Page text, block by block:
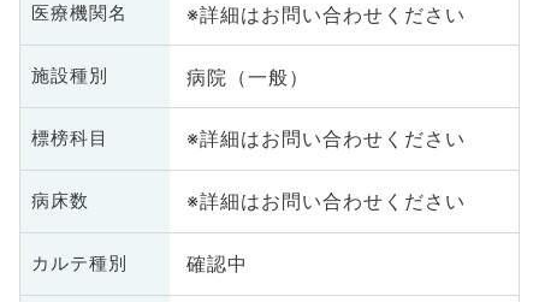
医療機関名 ※詳細はお問い合わせください
施設種別 病院（一般）
標榜科目 ※詳細はお問い合わせください
病床数 ※詳細はお問い合わせください
カルテ種別 確認中